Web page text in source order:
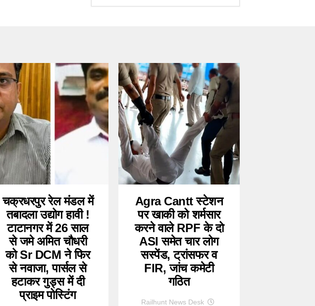
चक्रधरपुर रेल मंडल में
तबादला उद्योग हावी !
टाटानगर में 26 साल
से जमे अमित चौधरी
को Sr DCM ने फिर
से नवाजा, पार्सल से
हटाकर गुड्स में दी
प्राइम पोस्टिंग
Agra Cantt स्टेशन
पर खाकी को शर्मसार
करने वाले RPF के दो
ASI समेत चार लोग
सस्पेंड, ट्रांसफर व
FIR, जांच कमेटी
गठित
Railhunt News Desk